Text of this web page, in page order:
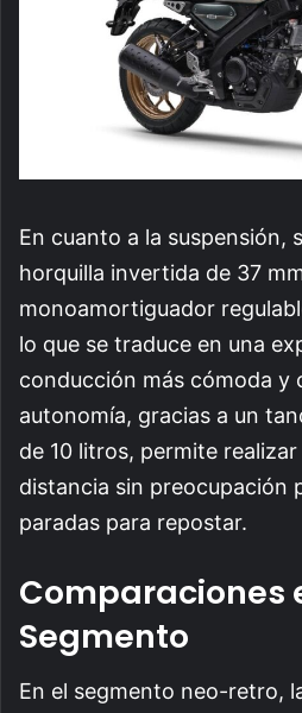
En cuanto a la suspensión,
horquilla invertida de 37
monoamortiguador
lo que se traduce en una
conducción más cómoda y
autonomía, gracias a un
de 10 litros, permite
distancia sin preocupación
paradas para repostar.
Comparaciones
Segmento
En el segmento neo-retro,